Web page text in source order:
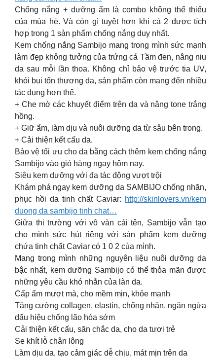
Chống nắng + dưỡng ẩm là combo không thể thiếu
của mùa hè. Và còn gì tuyệt hơn khi cả 2 được tích
hợp trong 1 sản phẩm chống nắng duy nhất.
Kem chống nắng Sambijo mang trong mình sức mạnh
làm đẹp không tưởng của trứng cá Tầm đen, nâng niu
da sau mỗi lần thoa. Không chỉ bảo vệ trước tia UV,
khói bụi tổn thương da, sản phẩm còn mang đến nhiều
tác dụng hơn thế.
+ Che mờ các khuyết điểm trên da và nâng tone trắng
hồng.
+ Giữ ẩm, làm dịu và nuôi dưỡng da từ sâu bên trong.
+ Cải thiện kết cấu da.
Bảo vệ tối ưu cho da bằng cách thêm kem chống nắng
Sambijo vào giỏ hàng ngay hôm nay.
Siêu kem dưỡng với đa tác động vượt trội
Khám phá ngay kem dưỡng da SAMBIJO chống nhăn,
phục hồi da tinh chất Caviar: http://skinlovers.vn/kem
duong da sambijo tinh chat…
Giữa thị trường với vô vàn cái tên, Sambijo vẫn tạo
cho mình sức hút riêng với sản phẩm kem dưỡng
chứa tinh chất Caviar có 1 0 2 của mình.
Mang trong mình những nguyên liệu nuôi dưỡng da
bậc nhất, kem dưỡng Sambijo có thể thỏa mãn được
những yêu cầu khó nhằn của làn da.
Cấp ẩm mượt mà, cho mềm mịn, khỏe mạnh
Tăng cường collagen, elastin, chống nhăn, ngăn ngừa
dấu hiệu chống lão hóa sớm
Cải thiện kết cấu, săn chắc da, cho da tươi trẻ
Se khít lỗ chân lông
Làm dịu da, tạo cảm giác dễ chịu, mát mịn trên da